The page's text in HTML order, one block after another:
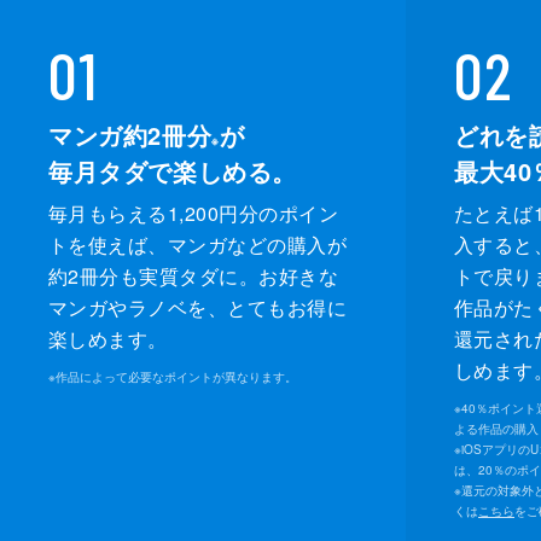
01
マンガ約2冊分※が
毎月タダで楽しめる。
毎月もらえる1,200円分のポイン
トを使えば、マンガなどの購入が
約2冊分も実質タダに。お好きな
マンガやラノベを、とてもお得に
楽しめます。
※作品によって必要なポイントが異なります。
02
どれを
最大40
たとえ
入する
トで戻
作品がた
還元され
しめます
※40％ポイント
よる作品の購
※iOSアプリの
は、20％のポ
※還元の対象外
くは こちらを